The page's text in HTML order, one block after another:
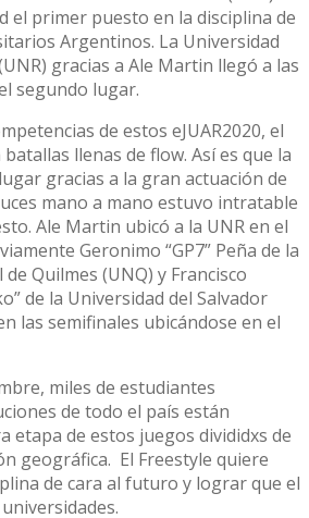
el primer puesto en la disciplina de
Argentinos. La Universidad
gracias a Ale Martin llegó a las
segundo lugar.
de estos eJUAR2020, el
llenas de flow. Así es que la
gracias a la gran actuación de
mano a mano estuvo intratable
Ale Martin ubicó a la UNR en el
Geronimo “GP7” Peña de la
Quilmes (UNQ) y Francisco
de la Universidad del Salvador
las semifinales ubicándose en el
miles de estudiantes
de todo el país están
etapa de estos juegos divididxs de
geográfica. El Freestyle quiere
de cara al futuro y lograr que el